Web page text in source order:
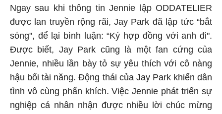
Ngay sau khi thông tin Jennie lập ODDATELIER
được lan truyền rộng rãi, Jay Park đã lập tức “bắt
sóng", để lại bình luận: “Ký hợp đồng với anh đi".
Được biết, Jay Park cũng là một fan cứng của
Jennie, nhiều lần bày tỏ sự yêu thích với cô nàng
hậu bối tài năng. Động thái của Jay Park khiến dân
tình vô cùng phấn khích. Việc Jennie phát triển sự
nghiệp cá nhân nhận được nhiều lời chúc mừng